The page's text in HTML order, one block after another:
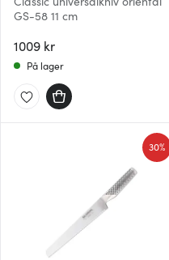
GS-58 11 cm
1009 kr
På lager
30%